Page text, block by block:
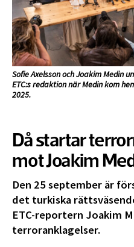
Sofie Axelsson och Joakim Medin
ETC:s redaktion när Medin kom
2025.
Då startar
mot Joakim
Den 25 september är
det turkiska
ETC-reportern Joakim
terroranklagelser.